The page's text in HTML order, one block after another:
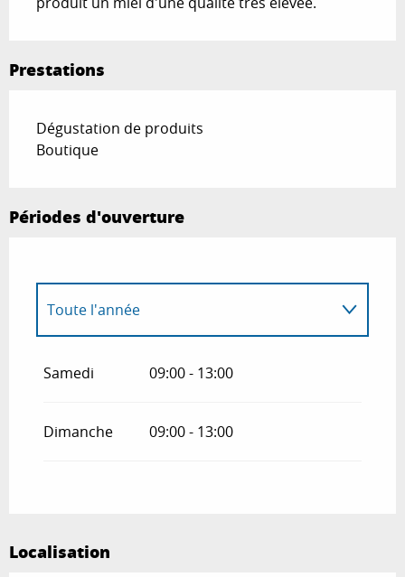
Prestations
Dégustation de produits
Boutique
Périodes d'ouverture
Toute l'année
Samedi 09:00 - 13:00
Dimanche 09:00 - 13:00
Localisation